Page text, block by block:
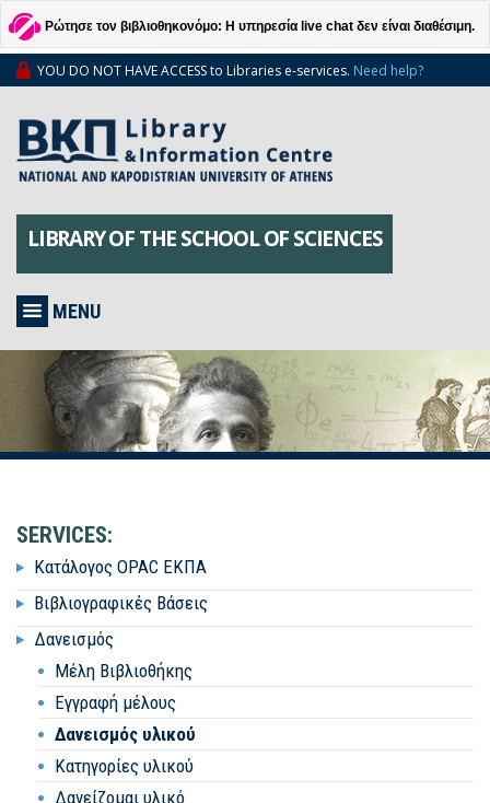
Ρώτησε τον βιβλιοθηκονόμο: Η υπηρεσία live chat δεν είναι διαθέσιμη.
YOU DO NOT HAVE ACCESS to Libraries e-services. Need help?
LIBRARY OF THE SCHOOL OF SCIENCES
MENU
SERVICES:
Κατάλογος OPAC ΕΚΠΑ
Βιβλιογραφικές Βάσεις
Δανεισμός
Μέλη Βιβλιοθήκης
Εγγραφή μέλους
Δανεισμός υλικού
Κατηγορίες υλικού
Δανείζομαι υλικό